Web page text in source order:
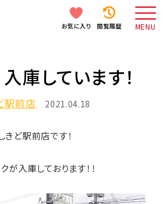
お気に入り 閲覧履歴 MENU
庫しています！
駅前店 2021.04.18
きど駅前店です！
が入庫しております！！